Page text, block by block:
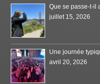
Que se passe-t-il
juillet 15, 2026
Une journée
avril 20, 2026